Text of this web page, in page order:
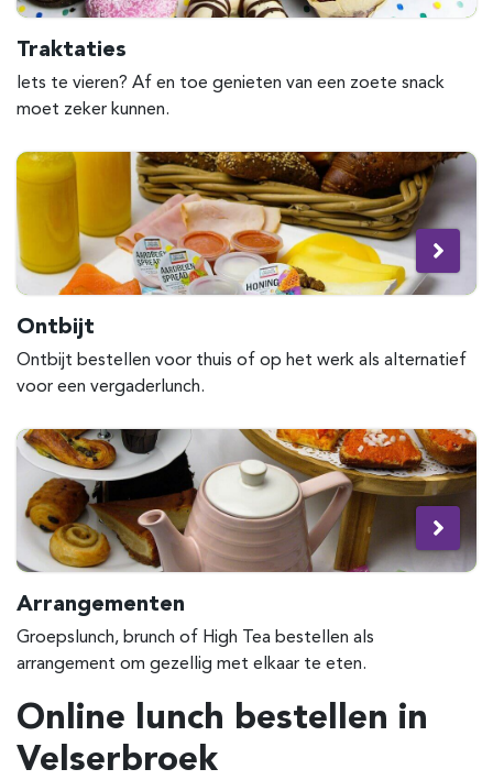
Traktaties
Iets te vieren? Af en toe genieten van een zoete snack
moet zeker kunnen.
Ontbijt
Ontbijt bestellen voor thuis of op het werk als alternatief
voor een vergaderlunch.
Arrangementen
Groepslunch, brunch of High Tea bestellen als
arrangement om gezellig met elkaar te eten.
Online lunch bestellen in
Velserbroek